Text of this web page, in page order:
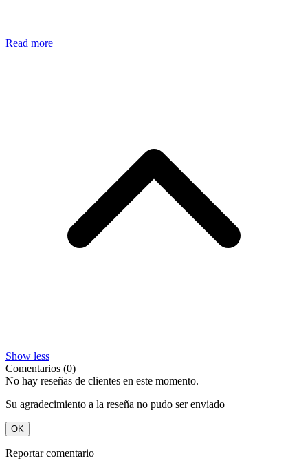
Read more
Show less
Comentarios (0)
No hay reseñas de clientes en este momento.
Su agradecimiento a la reseña no pudo ser enviado
OK
Reportar comentario